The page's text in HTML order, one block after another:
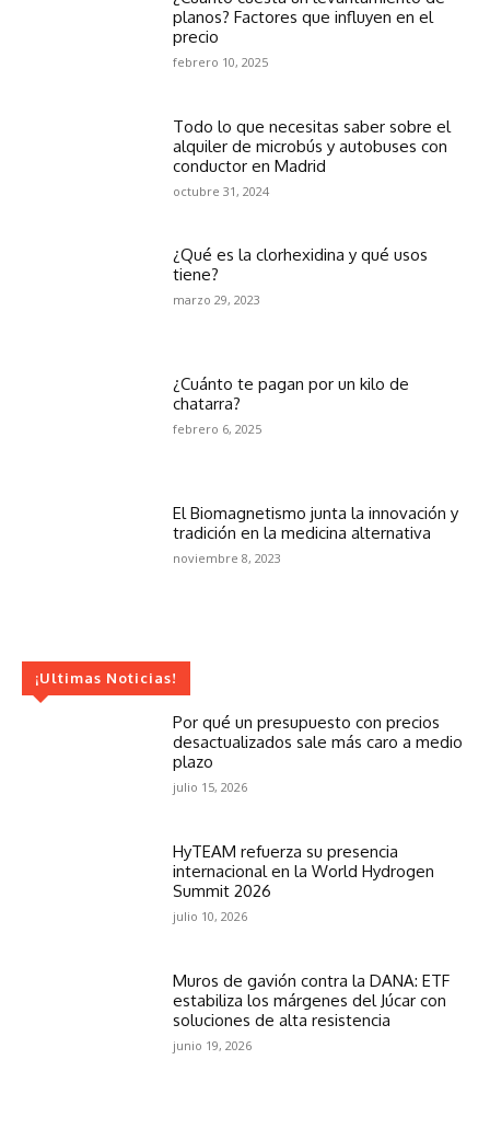
planos? Factores que influyen en el
precio
febrero 10, 2025
Todo lo que necesitas saber sobre el
alquiler de microbús y autobuses con
conductor en Madrid
octubre 31, 2024
¿Qué es la clorhexidina y qué usos
tiene?
marzo 29, 2023
¿Cuánto te pagan por un kilo de
chatarra?
febrero 6, 2025
El Biomagnetismo junta la innovación y
tradición en la medicina alternativa
noviembre 8, 2023
¡Ultimas Noticias!
Por qué un presupuesto con precios
desactualizados sale más caro a medio
plazo
julio 15, 2026
HyTEAM refuerza su presencia
internacional en la World Hydrogen
Summit 2026
julio 10, 2026
Muros de gavión contra la DANA: ETF
estabiliza los márgenes del Júcar con
soluciones de alta resistencia
junio 19, 2026